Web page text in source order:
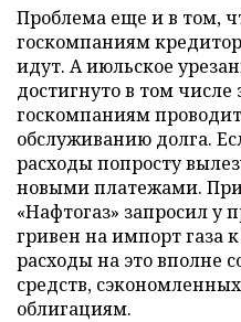
Проблема еще и в том,
госкомпаниям
идут. А июльское
достигнуто в том числе
госкомпаниям
обслуживанию долга.
расходы попросту
новыми платежами.
«Нафтогаз» запросил у
гривен на импорт газа
расходы на это вполне
средств,
облигациям.